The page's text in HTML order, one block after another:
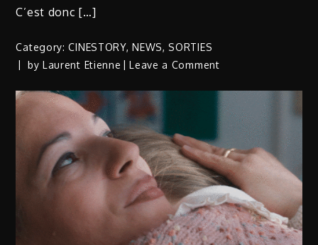
C’est donc […]
Category:CINESTORY,NEWS,SORTIES
by Laurent Etienne Leave a Commenton
|
Jean
Paul
Belmondo
à
l’honneur
ce
26
août